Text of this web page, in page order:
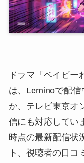
ドラマ「ベイビー
は、Leminoで配
か、テレビ東京オ
信にも対応してい
時点の最新配信状
ト、視聴者の口コ